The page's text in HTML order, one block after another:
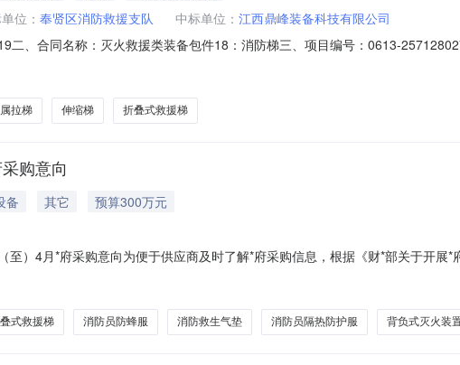
位： 奉贤区消防救援支队 中标单位： 江西鼎峰装备科技有限公司
二、合同名称：灭火救援类装备包件18：消防梯三、项目编号：0613-
区沿江工业基地九湖东路168号联系方式：0792-8325756六、合同主要信息主
拉梯 伸缩梯 折叠式救援梯
购意向
备 其它
预算300万元
至）4月*府采购意向为便于供应商及时了解*府采购信息，根据《财*部关于开
35类包括：单杠梯20把，挂钩梯20把，二节拉梯（6米）20把，二节拉梯（9米
式救援梯 消防员防蜂服 消防救生气垫 消防员隔热防护服 背负式灭火装